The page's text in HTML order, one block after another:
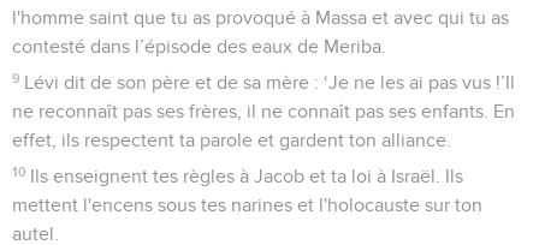
l'homme saint que tu as provoqué à Massa et avec qui tu as
contesté dans l’épisode des eaux de Meriba.
9 Lévi dit de son père et de sa mère : ‘Je ne les ai pas vus !’Il
ne reconnaît pas ses frères, il ne connaît pas ses enfants. En
effet, ils respectent ta parole et gardent ton alliance.
10 Ils enseignent tes règles à Jacob et ta loi à Israël. Ils
mettent l'encens sous tes narines et l'holocauste sur ton
autel.